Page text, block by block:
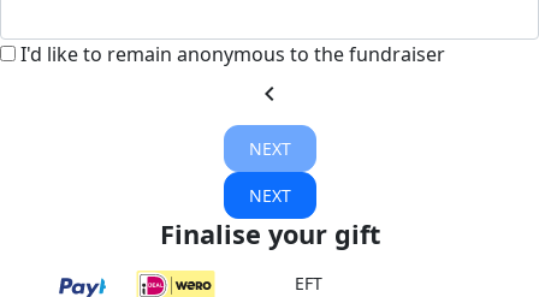
I'd like to remain anonymous to the fundraiser
chevron_left
NEXT
NEXT
Finalise your gift
EFT